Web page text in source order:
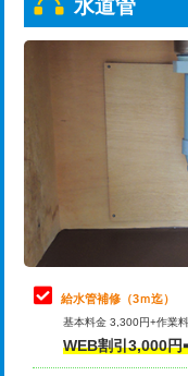
管・ポリ管・HT管使
給水管工事※（ライ
管・ポリ管・HT管使
排水管工事（土の掘
排水管工事（排水管
排水管工事（追加 排
マス交換（土の掘削・
マス交換（深さ50㎝
トーラー機使用/3mまで
追加トーラー機使用/
止水・漏水調査・防
理・調整・分解・加工
止水・漏水調査・防
理・調整・分解・加工
止水・漏水調査・防
理・調整・分解・加
水道管
給水管補修（3ｍ迄）
基本料金 3,300円+作業
WEB割引3,000